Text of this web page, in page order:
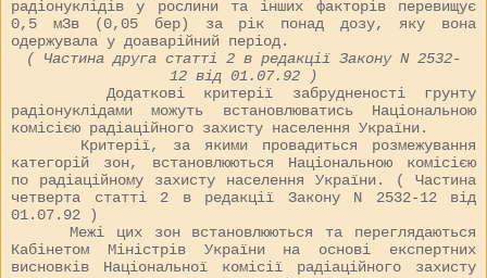
радіонуклідів у рослини та інших факторів перевищує
0,5 мЗв (0,05 бер) за рік понад дозу, яку вона
одержувала у доаварійний період.
( Частина друга статті 2 в редакції Закону N 2532-
12 від 01.07.92 )
Додаткові критерії забрудненості грунту
радіонуклідами можуть встановлюватись Національною
комісією радіаційного захисту населення України.
Критерії, за якими провадиться розмежування
категорій зон, встановлюються Національною комісією
по радіаційному захисту населення України. ( Частина
четверта статті 2 в редакції Закону N 2532-12від
01.07.92 )
Межі цих зон встановлюються та переглядаються
Кабінетом Міністрів України на основі експертних
висновків Національної комісії радіаційного захисту